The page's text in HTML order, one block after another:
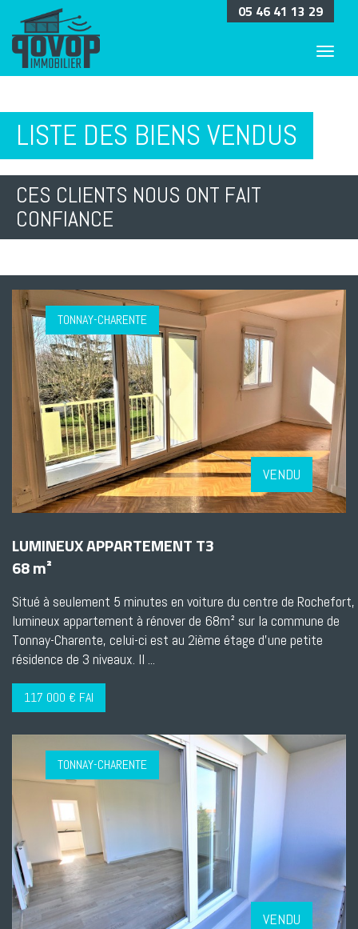
05 46 41 13 29
LISTE DES BIENS VENDUS
CES CLIENTS NOUS ONT FAIT
CONFIANCE
TONNAY-CHARENTE
VENDU
LUMINEUX APPARTEMENT T3
68 m²
Situé à seulement 5 minutes en voiture du centre de Rochefort,
lumineux appartement à rénover de 68m² sur la commune de
Tonnay-Charente, celui-ci est au 2ième étage d'une petite
résidence de 3 niveaux. Il ...
117 000 € FAI
TONNAY-CHARENTE
VENDU